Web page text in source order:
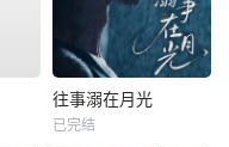
往事溺在月光
已完结